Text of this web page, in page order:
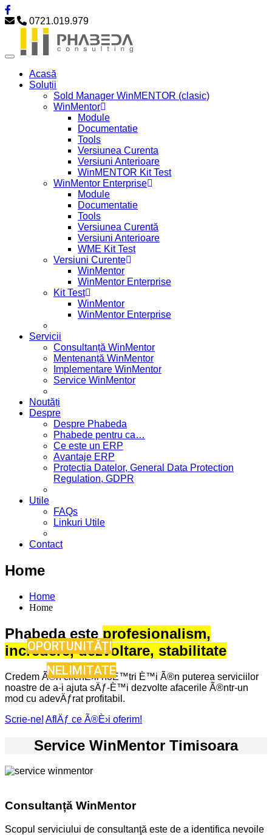
0721.019.979
Acasă
Soluții
Sold Manager WinMENTOR (clasic)
WinMentor
Module
Documentatie
Tools
Versiunea Curenta
Versiuni Anterioare
WinMENTOR Kit Test
WinMentor Enterprise
Module
Documentatie
Tools
Versiunea Curentă
Versiuni Anterioare
WME Kit Test
Versiuni Curente
WinMentor
WinMentor Enterprise
Kit Test
WinMentor
WinMentor Enterprise
Servicii
Consultanță WinMentor
Mentenanță WinMentor
Implementare WinMentor
Service WinMentor
Noutăți
Despre
Despre Phabeda
Phabede pentru ca…
Ce este un ERP
Avantaje ERP
Protectia Datelor, General Data Protection
Regulation, GDPR
Utile
FAQs
Linkuri Utile
Contact
Home
Home
Home
OPORTUNITĂȚI
NELIMITATE
Phabeda este profesionalism,
incredere, dezvoltare, stabilitate
Credem Ã®n clienÈ›ii noÈ™tri È™i Ã®n puterea serviciilor
noastre de a-i ajuta sÄƒ-È™i dezvolte afacerile Ã®ntr-un
mod cu adevÄƒrat profitabil.
Scrie-ne! AflÄƒ ce Ã®È›i oferim!
Service WinMentor Timisoara
Consultanță WinMentor
Scopul serviciului de consultanţă este de a identifica nevoile